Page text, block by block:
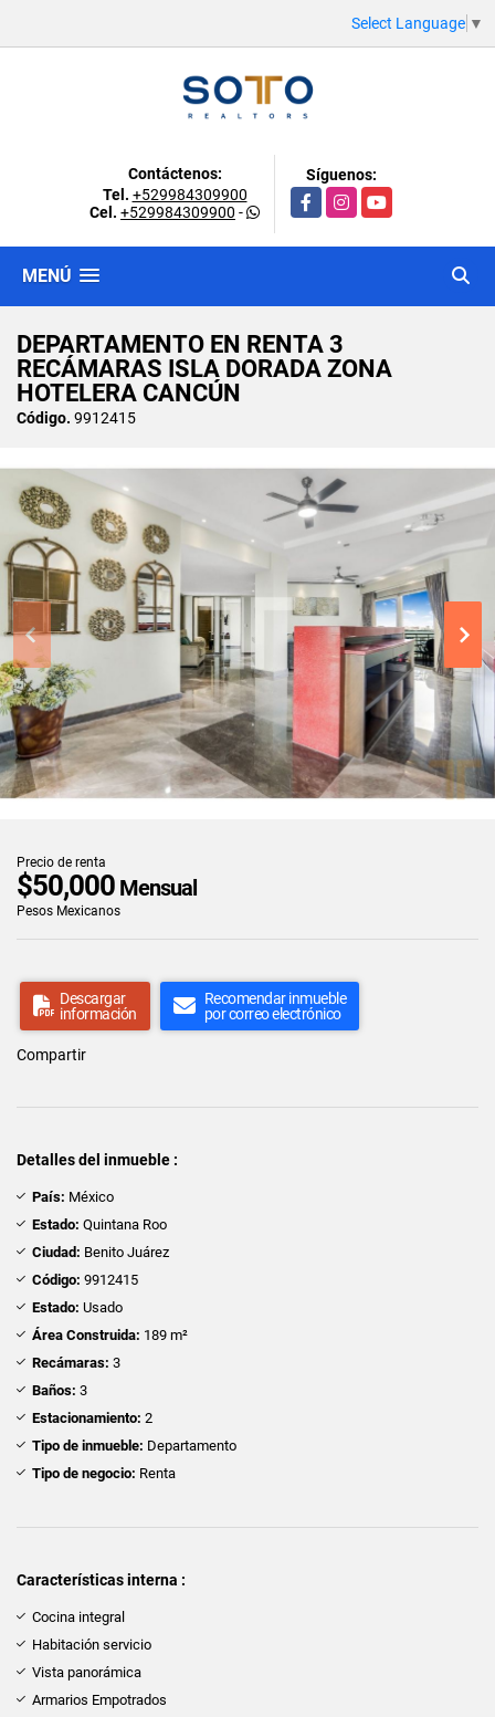
Select Language ▼
Contáctenos:
Tel. +529984309900
Cel. +529984309900 -
Síguenos:
FacebookInstagramYouTube
MENÚ
DEPARTAMENTO EN RENTA 3
RECÁMARAS ISLA DORADA ZONA
HOTELERA CANCÚN
Código. 9912415
Precio de renta
$50,000 Mensual
Pesos Mexicanos
Descargar
información
Recomendar inmueble
por correo electrónico
Compartir
Detalles del inmueble :
País: México
Estado: Quintana Roo
Ciudad: Benito Juárez
Código: 9912415
Estado: Usado
Área Construida: 189 m²
Recámaras: 3
Baños: 3
Estacionamiento: 2
Tipo de inmueble: Departamento
Tipo de negocio: Renta
Características interna :
Cocina integral
Habitación servicio
Vista panorámica
Armarios Empotrados